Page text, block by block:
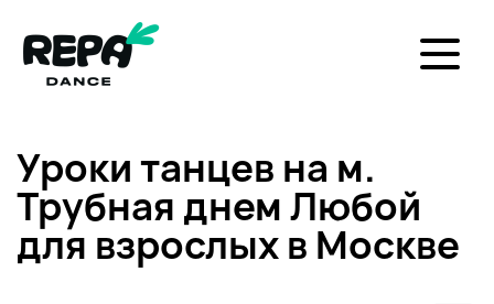
Уроки танцев на м.
Трубная днем Любой
для взрослых в Москве